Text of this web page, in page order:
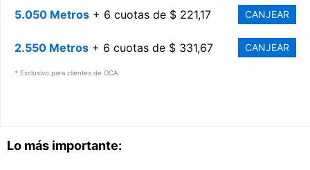
Lo más importante:
5.050 Metros + 6 cuotas de $ 221,17 CANJEAR
2.550 Metros + 6 cuotas de $ 331,67 CANJEAR
* Exclusivo para clientes de OCA